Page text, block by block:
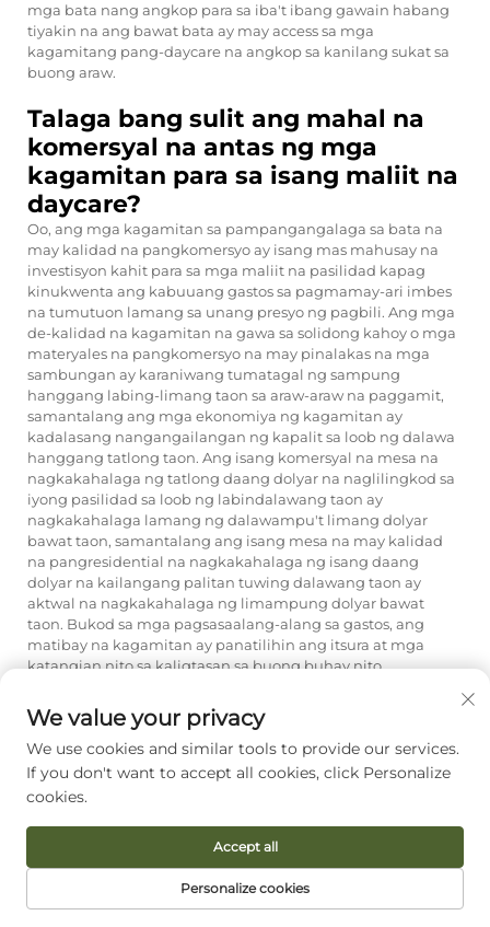
mga bata nang angkop para sa iba't ibang gawain habang
tiyakin na ang bawat bata ay may access sa mga
kagamitang pang-daycare na angkop sa kanilang sukat sa
buong araw.
Talaga bang sulit ang mahal na
komersyal na antas ng mga
kagamitan para sa isang maliit na
daycare?
Oo, ang mga kagamitan sa pampangangalaga sa bata na
may kalidad na pangkomersyo ay isang mas mahusay na
investisyon kahit para sa mga maliit na pasilidad kapag
kinukwenta ang kabuuang gastos sa pagmamay-ari imbes
na tumutuon lamang sa unang presyo ng pagbili. Ang mga
de-kalidad na kagamitan na gawa sa solidong kahoy o mga
materyales na pangkomersyo na may pinalakas na mga
sambungan ay karaniwang tumatagal ng sampung
hanggang labing-limang taon sa araw-araw na paggamit,
samantalang ang mga ekonomiya ng kagamitan ay
kadalasang nangangailangan ng kapalit sa loob ng dalawa
hanggang tatlong taon. Ang isang komersyal na mesa na
nagkakahalaga ng tatlong daang dolyar na naglilingkod sa
iyong pasilidad sa loob ng labindalawang taon ay
nagkakahalaga lamang ng dalawampu't limang dolyar
bawat taon, samantalang ang isang mesa na may kalidad
na pangresidential na nagkakahalaga ng isang daang
dolyar na kailangang palitan tuwing dalawang taon ay
aktwal na nagkakahalaga ng limampung dolyar bawat
taon. Bukod sa mga pagsasaalang-alang sa gastos, ang
matibay na kagamitan ay panatilihin ang itsura at mga
katangian nito sa kaligtasan sa buong buhay nito,
unti-unting sumisira ay lumilikha ng hindi magandang
impresyon sa mga potensyal na pamilya at maaaring
magdulot ng mga panganib sa kaligtasan habang
tumatanda ito.
inspeksyunin at panatilihing
maayos ang mga kagamitan sa
pampangangalaga sa bata?
We value your privacy
We use cookies and similar tools to provide our services.
If you don't want to accept all cookies, click Personalize
cookies.
Personalize cookies
Accept all